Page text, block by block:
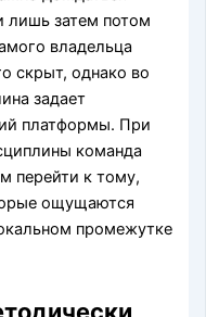
лишь затем потом
владельца
скрыт, однако во
задает
платформы. При
команда
перейти к тому,
ощущаются
промежутке